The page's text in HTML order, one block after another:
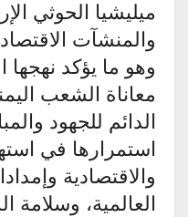
ميليشيا الحوثي
والمنشآت
وهو ما يؤكد
معاناة الشعب
الدائم للجهود
استمرارها في
والاقتصادية
العالمية، وسلامة